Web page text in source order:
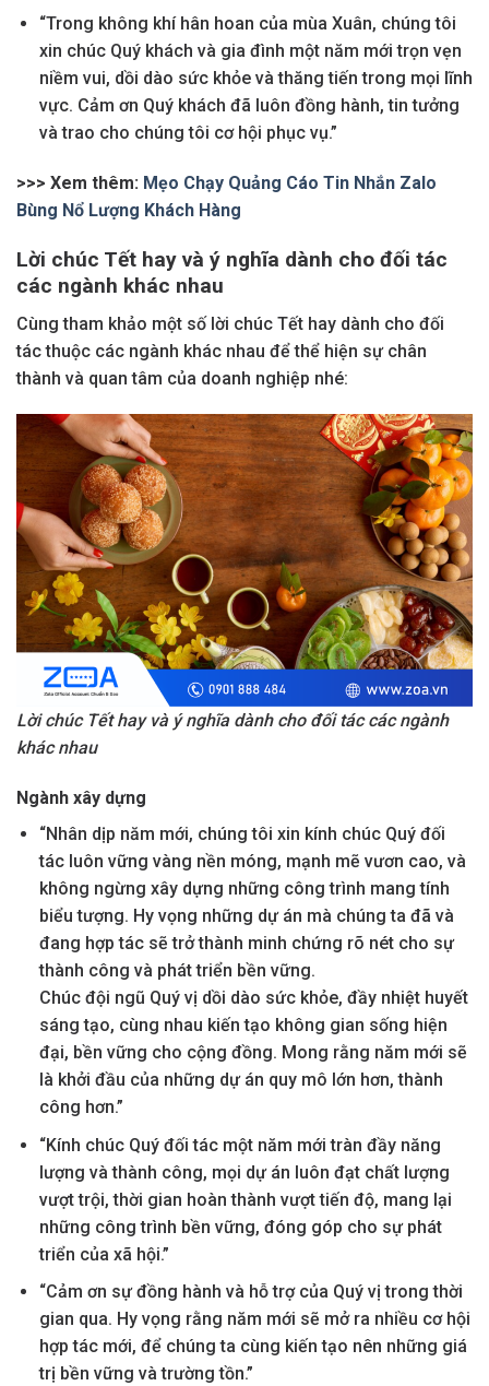
“Trong không khí hân hoan của mùa Xuân, chúng tôi
xin chúc Quý khách và gia đình một năm mới trọn vẹn
niềm vui, dồi dào sức khỏe và thăng tiến trong mọi lĩnh
vực. Cảm ơn Quý khách đã luôn đồng hành, tin tưởng
và trao cho chúng tôi cơ hội phục vụ.”
>>> Xem thêm: Mẹo Chạy Quảng Cáo Tin Nhắn Zalo
Bùng Nổ Lượng Khách Hàng
Lời chúc Tết hay và ý nghĩa dành cho đối tác
các ngành khác nhau
Cùng tham khảo một số lời chúc Tết hay dành cho đối
tác thuộc các ngành khác nhau để thể hiện sự chân
thành và quan tâm của doanh nghiệp nhé:
Lời chúc Tết hay và ý nghĩa dành cho đối tác các ngành
khác nhau
Ngành xây dựng
“Nhân dịp năm mới, chúng tôi xin kính chúc Quý đối
tác luôn vững vàng nền móng, mạnh mẽ vươn cao, và
không ngừng xây dựng những công trình mang tính
biểu tượng. Hy vọng những dự án mà chúng ta đã và
đang hợp tác sẽ trở thành minh chứng rõ nét cho sự
thành công và phát triển bền vững.
Chúc đội ngũ Quý vị dồi dào sức khỏe, đầy nhiệt huyết
sáng tạo, cùng nhau kiến tạo không gian sống hiện
đại, bền vững cho cộng đồng. Mong rằng năm mới sẽ
là khởi đầu của những dự án quy mô lớn hơn, thành
công hơn.”
“Kính chúc Quý đối tác một năm mới tràn đầy năng
lượng và thành công, mọi dự án luôn đạt chất lượng
vượt trội, thời gian hoàn thành vượt tiến độ, mang lại
những công trình bền vững, đóng góp cho sự phát
triển của xã hội.”
“Cảm ơn sự đồng hành và hỗ trợ của Quý vị trong thời
gian qua. Hy vọng rằng năm mới sẽ mở ra nhiều cơ hội
hợp tác mới, để chúng ta cùng kiến tạo nên những giá
trị bền vững và trường tồn.”